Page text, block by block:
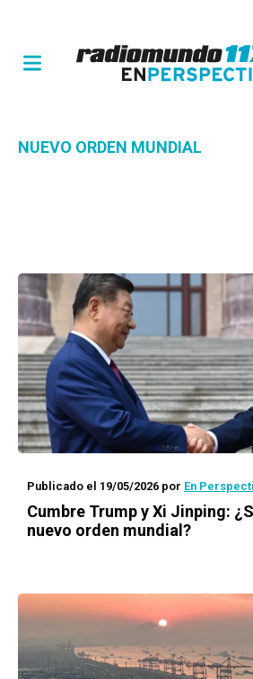
NUEVO ORDEN MUNDIAL
Publicado el 19/05/2026 por En
Cumbre Trump y Xi Jinping:
nuevo orden mundial?